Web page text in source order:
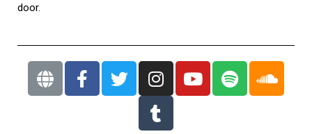
door.